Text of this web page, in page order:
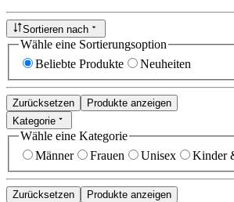
Sortieren nach
Wähle eine Sortierungsoption
Beliebte Produkte
Neuheiten
Zurücksetzen
Produkte anzeigen
Kategorie
Wähle eine Kategorie
Männer
Frauen Unisex Kinder
Zurücksetzen
Produkte anzeigen